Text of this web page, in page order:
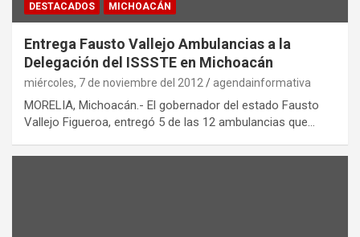
DESTACADOS MICHOACÁN
Entrega Fausto Vallejo Ambulancias a la
Delegación del ISSSTE en Michoacán
miércoles, 7 de noviembre del 2012 agendainformativa
MORELIA, Michoacán.- El gobernador del estado Fausto
Vallejo Figueroa, entregó 5 de las 12 ambulancias que…